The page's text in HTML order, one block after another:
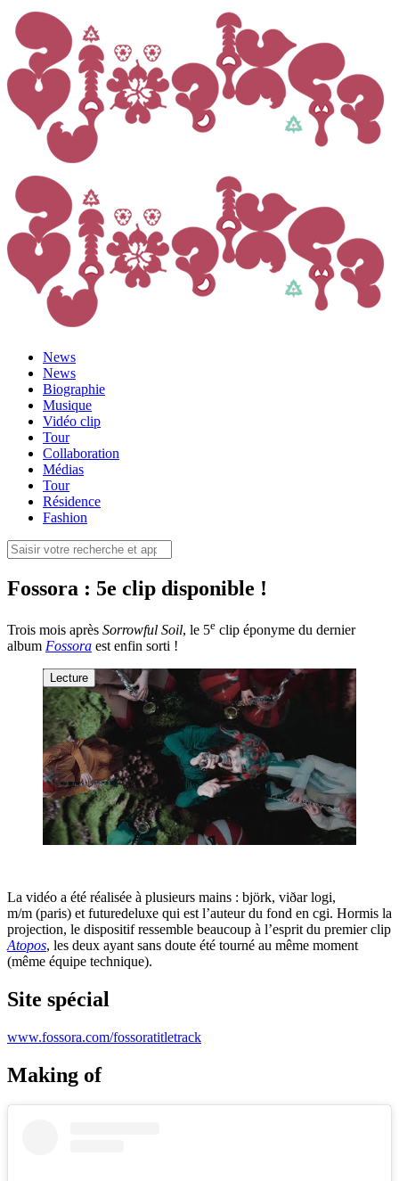
News
News
Biographie
Musique
Vidéo clip
Tour
Collaboration
Médias
Tour
Résidence
Fashion
Fossora : 5e clip disponible !
Trois mois après Sorrowful Soil, le 5e clip éponyme du dernier
album Fossora est enfin sorti !
Lecture
La vidéo a été réalisée à plusieurs mains : björk, viðar logi,
m/m (paris) et futuredeluxe qui est l’auteur du fond en cgi. Hormis la
projection, le dispositif ressemble beaucoup à l’esprit du premier clip
Atopos, les deux ayant sans doute été tourné au même moment
(même équipe technique).
Site spécial
www.fossora.com/fossoratitletrack
Making of